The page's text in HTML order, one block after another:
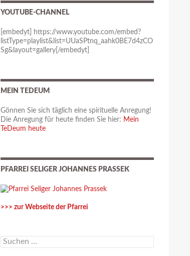
YOUTUBE-CHANNEL
[embedyt] https://www.youtube.com/embed?
listType=playlist&list=UUaSPtnq_aahk0BE7d4zCO
Sg&layout=gallery[/embedyt]
MEIN TEDEUM
Gönnen Sie sich täglich eine spirituelle Anregung!
Die Anregung für heute finden Sie hier: Mein
TeDeum heute
PFARREI SELIGER JOHANNES PRASSEK
>>> zur Webseite der Pfarrei
S
u